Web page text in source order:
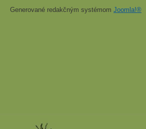
Generované redakčným systémom Joomla!®